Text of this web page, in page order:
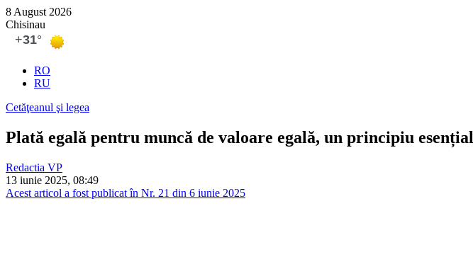
8 August 2026
Chisinau
RO
RU
Cetăţeanul şi legea
Plată egală pentru muncă de valoare egală, un principiu esențial
Redactia VP
13 iunie 2025, 08:49
Acest articol a fost publicat în Nr. 21 din 6 iunie 2025